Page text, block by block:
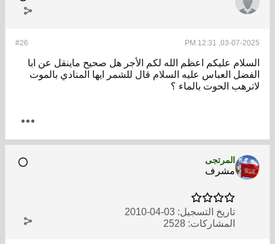
#26 03-07-2025, 12:31 PM
السلام عليكم اعظم الله لكم الأجر هل صحيح ماينقل عن ابا
الفضل العباس عليه السلام قال للشمر ايها المنادي بالموت
لاترهب الحوت بالماء ؟
المرتجى
مشرف
تاريخ التسجيل: 03-04-2010
المشاركات: 2528